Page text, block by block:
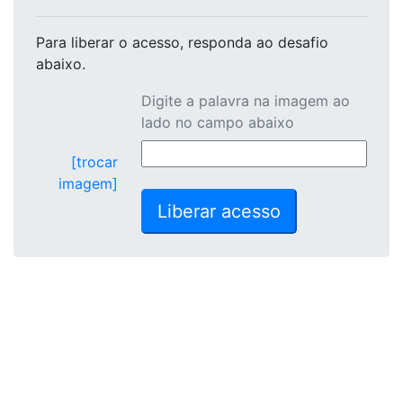
Para liberar o acesso, responda ao desafio
abaixo.
[trocar
imagem]
Digite a palavra na imagem ao
lado no campo abaixo